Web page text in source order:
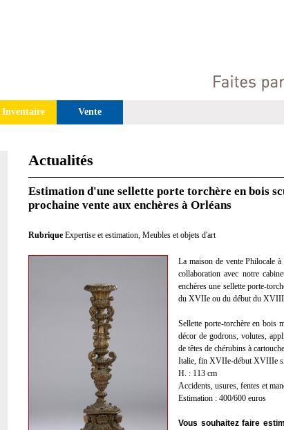
Inventaire Vente
Actualités
Estimation d'une sellette porte torchère en bois
prochaine vente aux enchères à Orléans
Rubrique Expertise et estimation, Meubles et objets d'art
La maison de vente Philocale
collaboration avec notre
enchères une sellette porte-
du XVIIe ou du début du
Sellette porte-torchère en bois
décor de godrons, volutes,
de têtes de chérubins à
Italie, fin XVIIe-début XVIIIe
H. : 113 cm
Accidents, usures, fentes et
Estimation : 400/600 euros
Vous souhaitez faire